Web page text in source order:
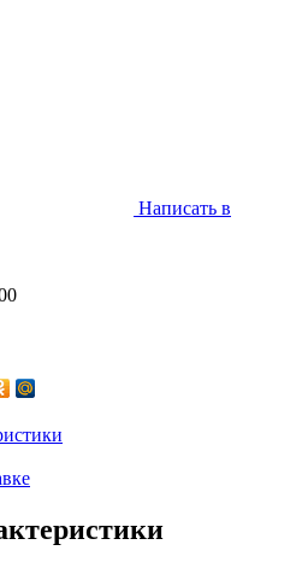
Написать в